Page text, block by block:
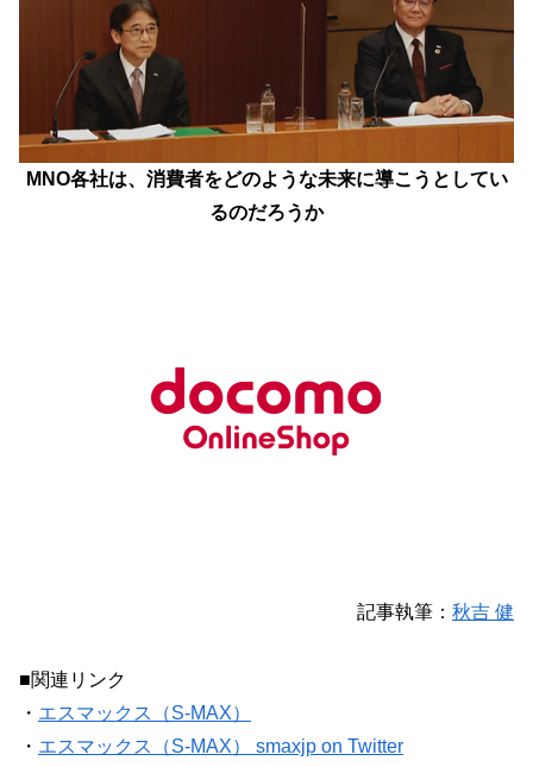
MNO各社は、消費者をどのような未来に導こうとしてい
るのだろうか
記事執筆： 秋吉 健
■関連リンク
・ エスマックス（S-MAX）
・ エスマックス（S-MAX） smaxjp on Twitter